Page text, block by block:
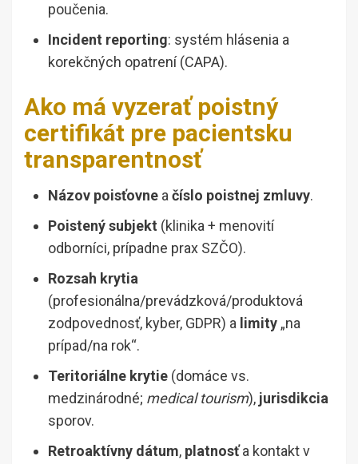
poučenia.
Incident reporting: systém hlásenia a
korekčných opatrení (CAPA).
Ako má vyzerať poistný
certifikát pre pacientsku
transparentnosť
Názov poisťovne ačíslo poistnej zmluvy.
Poistený subjekt (klinika + menovití
odborníci, prípadne prax SZČO).
Rozsah krytia
(profesionálna/prevádzková/produktová
zodpovednosť, kyber, GDPR) a limity „na
prípad/na rok“.
Teritoriálne krytie (domáce vs.
medzinárodné; medical tourism), jurisdikcia
sporov.
Retroaktívny dátum, platnosťa kontakt v